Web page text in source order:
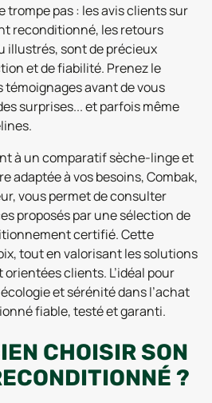
trompe pas : les avis clients sur
reconditionné, les retours
illustrés, sont de précieux
et de fiabilité. Prenez le
avant de vous
surprises... et parfois même
à un comparatif sèche-linge et
adaptée à vos besoins, Combak,
vous permet de consulter
proposés par une sélection de
certifié. Cette
tout en valorisant les solutions
clients. L’idéal pour
et sérénité dans l’achat
fiable, testé et garanti.
CHOISIR SON
?